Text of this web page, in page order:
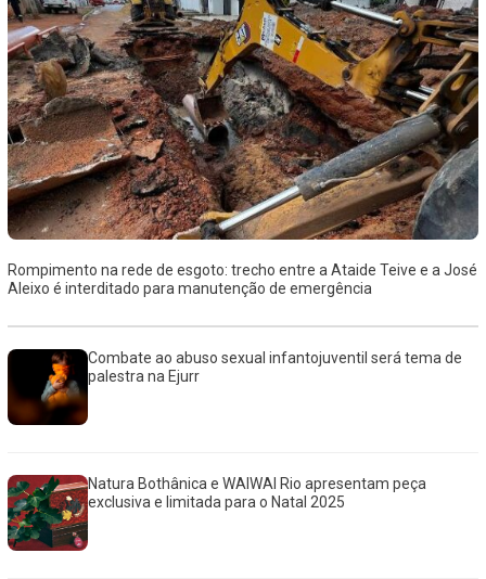
Rompimento na rede de esgoto: trecho entre a Ataide Teive e a José
Aleixo é interditado para manutenção de emergência
Combate ao abuso sexual infantojuventil será tema de
palestra na Ejurr
Natura Bothânica e WAIWAI Rio apresentam peça
exclusiva e limitada para o Natal 2025